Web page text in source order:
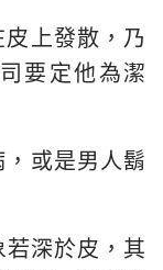
上發散，乃
要定他為潔
或是男人鬍
深於皮，其